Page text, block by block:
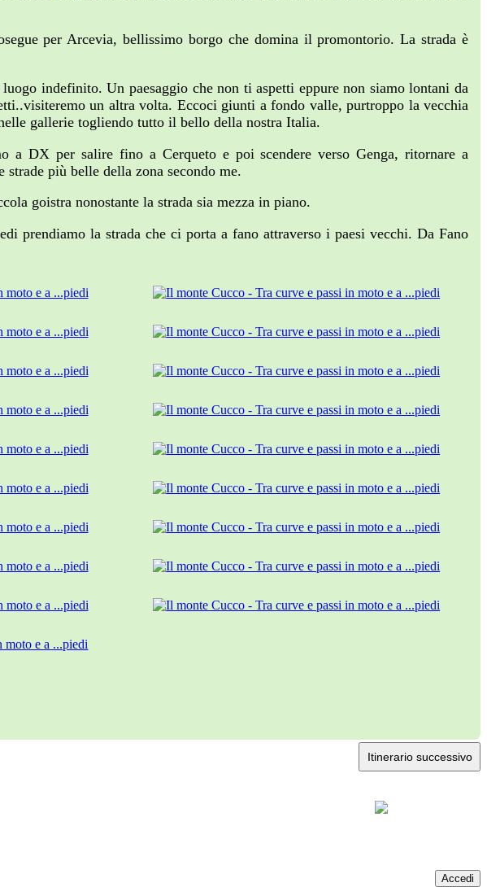
per Arcevia, bellissimo borgo che domina il promontorio. La strada è
indefinito. Un paesaggio che non ti aspetti eppure non siamo lontani da
un altra volta. Eccoci giunti a fondo valle, purtroppo la vecchia
gallerie togliendo tutto il bello della nostra Italia.
a DX per salire fino a Cerqueto e poi scendere verso Genga, ritornare a
strade più belle della zona secondo me.
goistra nonostante la strada sia mezza in piano.
prendiamo la strada che ci porta a fano attraverso i paesi vecchi. Da Fano
Itinerario successivo